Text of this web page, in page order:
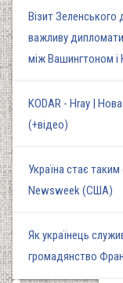
Візит
важливу
між Вашингтоном і
KODAR - Hray |
(+відео)
Україна стає
Newsweek (США)
Як українець
громадянство